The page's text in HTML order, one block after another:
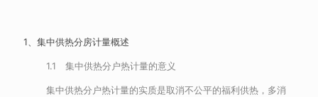
1、集中供热分房计量概述
1.1 集中供热分户热计量的意义
集中供热分户热计量的实质是取消不公平的福利供热，多消